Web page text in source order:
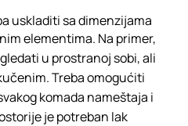
uskladiti sa dimenzijama
elementima. Na primer,
u prostranoj sobi, ali
Treba omogućiti
komada nameštaja i
je potreban lak